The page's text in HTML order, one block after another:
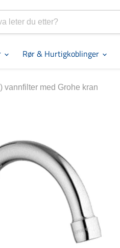
Rør & Hurtigkoblinger
vannfilter med Grohe kran